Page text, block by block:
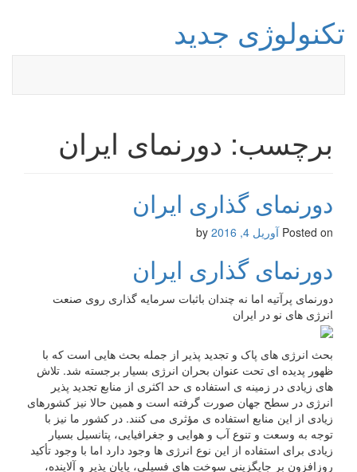
تکنولوژی جدید
برچسب: دورنمای ایران
دورنمای گذاری ایران
Posted on آوریل 4, 2016
دورنمای گذاری ایران
دورنمای پرآتیه اما نه چندان باثبات سرمایه گذاری روی صنعت
انرژی های نو در ایران
بحث انرژی های پاک و تجدید پذیر از جمله بحث هایی است که با
ظهور پدیده ای تحت عنوان بحران انرژی بسیار برجسته شد. تلاش
های زیادی در زمینه ی استفاده ی حد اکثری از منابع تجدید پذیر
انرژی در سطح جهان صورت گرفته است و همین حالا نیز کشورهای
زیادی از این منابع استفاده ی مؤثری می کنند. در کشور ما نیز با
توجه به وسعت و تنوع آب و هوایی و جغرافیایی، پتانسیل بسیار
زیادی برای استفاده از این نوع انرژی ها وجود دارد اما با وجود تأکید
روزافزون بر جایگزینی سوخت های فسیلی، پایان پذیر و آلاینده،